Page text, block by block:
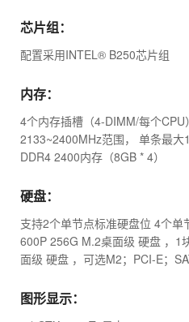
芯片组：
配置采用INTEL® B250芯片组
内存：
4个内存插槽（4-DIMM/每个CPU
2133~2400MHz范围， 单条最
DDR4 2400内存（8GB * 4）
硬盘：
支持2个单节点标准硬盘位 4个
600P 256G M.2桌面级 硬盘 ，1
面级 硬盘 ，可选M2；PCI-E；
图形显示：